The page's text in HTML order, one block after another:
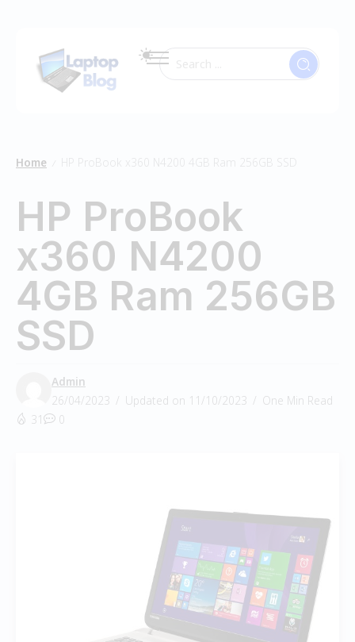
Home HP ProBook x360 N4200 4GB Ram 256GB SSD
HP ProBook
x360 N4200
4GB Ram 256GB
SSD
Admin
26/04/2023
Updated on 11/10/2023
One Min Read
31
0